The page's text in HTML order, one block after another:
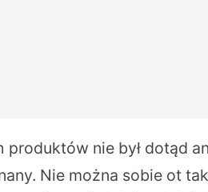
nie był dotąd
Nie można sobie ot